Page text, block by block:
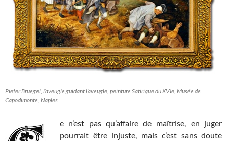
Pieter Bruegel, l’aveugle guidant l’aveugle, peinture Satirique du XVIe, Musée de
Capodimonte, Naples
e n’est pas qu’affaire de maîtrise, en juger
pourrait être injuste, mais c’est sans doute